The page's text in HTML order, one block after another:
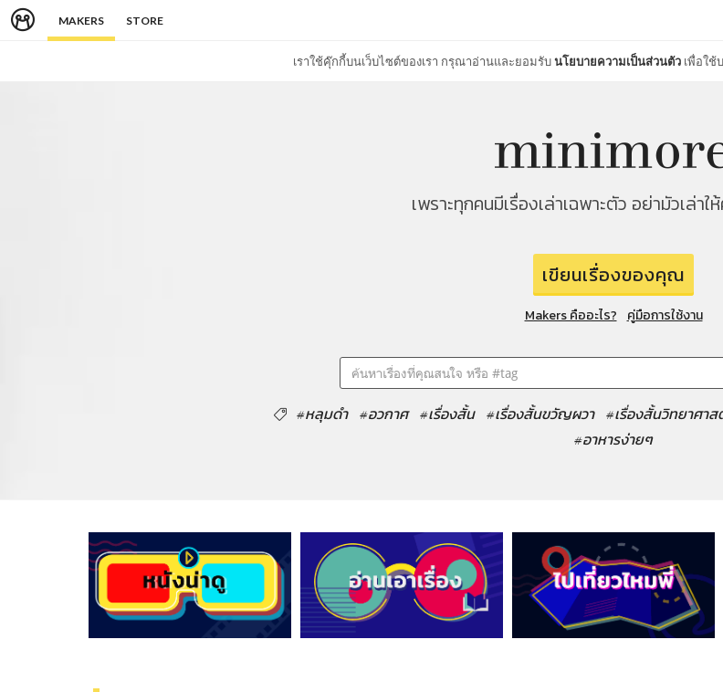
MAKERS STORE
เราใช้คุ๊กกี้บนเว็บไซต์ของเรา กรุณาอ่านและยอมรับนโยบายความเป็นส่วนตัว เพื่อใช้
เพราะทุกคนมีเรื่องเล่าเฉพาะตัว อย่ามัวเล่าใ
เขียนเรื่องของคุณ
Makers คืออะไร? คู่มือการใช้งาน
#หลุมดำ #อวกาศ #เรื่องสั้น #เรื่องสั้นขวัญผวา #เรื่องสั้นวิทยาศาส
#อาหารง่ายๆ